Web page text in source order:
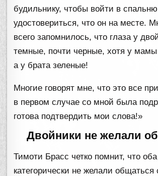
будильнику, чтобы войти в
удостовериться, что он на месте.
всего запомнилось, что глаза у
темные, почти черные, хотя у
а у брата зеленые!
Многие говорят мне, что это все
в первом случае со мной была
готова подтвердить мои слова!»
Двойники не желали
Тимоти Брасс четко помнит, что
категорически не желали общаться